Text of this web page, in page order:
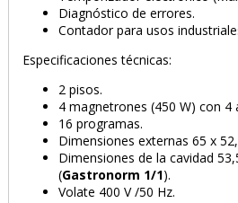
Diagnóstico de errores.
Contador para usos
Especificaciones técnicas:
2 pisos.
4 magnetrones (450 W) con 4
16 programas.
Dimensiones externas 65 x
Dimensiones de la cavidad
(Gastronorm 1/1).
Volate 400 V /50 Hz.